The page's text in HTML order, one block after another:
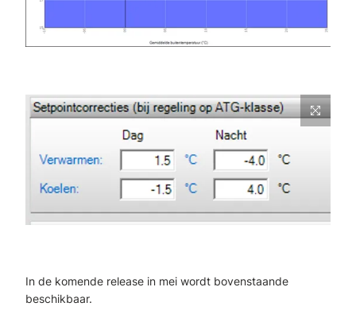
In de komende release in mei wordt bovenstaande
beschikbaar.